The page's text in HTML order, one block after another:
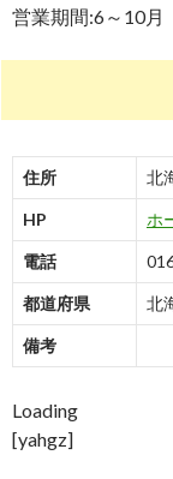
営業期間:6～10月
住所 北
HP ホ
電話
都道府県 北
備考
Loading
[yahgz]